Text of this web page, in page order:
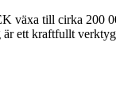
växa till cirka 200
ett kraftfullt